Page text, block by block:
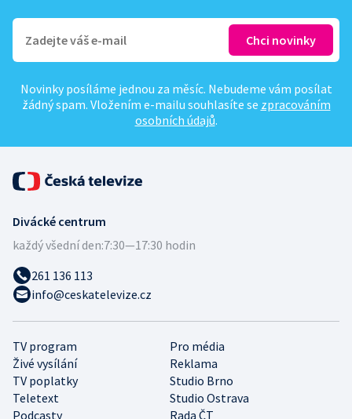
Novinky posíláme jednou za měsíc. Nebudeme vám posílat
žádný spam. Vložením e-mailu souhlasíte se zpracováním
osobních údajů.